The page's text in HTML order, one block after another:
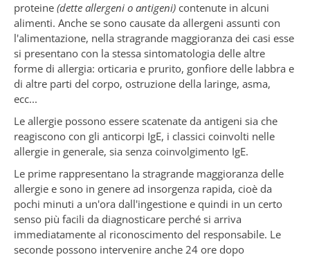
proteine (dette allergeni o antigeni) contenute in alcuni
alimenti. Anche se sono causate da allergeni assunti con
l'alimentazione, nella stragrande maggioranza dei casi esse
si presentano con la stessa sintomatologia delle altre
forme di allergia: orticaria e prurito, gonfiore delle labbra e
di altre parti del corpo, ostruzione della laringe, asma,
ecc...
Le allergie possono essere scatenate da antigeni sia che
reagiscono con gli anticorpi IgE, i classici coinvolti nelle
allergie in generale, sia senza coinvolgimento IgE.
Le prime rappresentano la stragrande maggioranza delle
allergie e sono in genere ad insorgenza rapida, cioè da
pochi minuti a un'ora dall'ingestione e quindi in un certo
senso più facili da diagnosticare perché si arriva
immediatamente al riconoscimento del responsabile. Le
seconde possono intervenire anche 24 ore dopo